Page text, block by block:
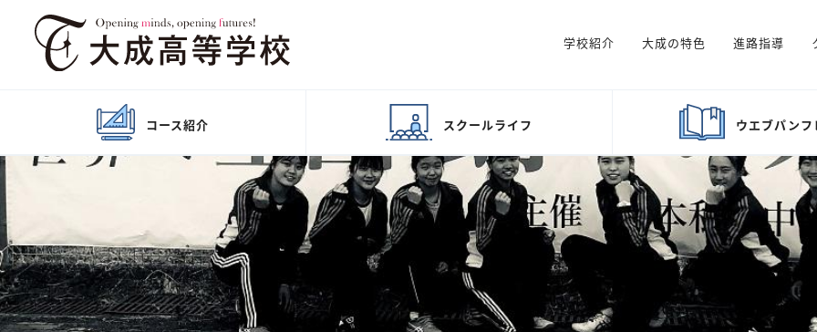
学校紹介 大成の特色 進路指導
コース紹介 スクールライフ ウエブパンフ